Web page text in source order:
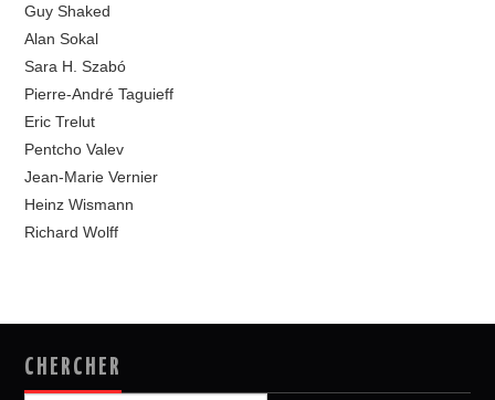
Guy Shaked
Alan Sokal
Sara H. Szabó
Pierre-André Taguieff
Eric Trelut
Pentcho Valev
Jean-Marie Vernier
Heinz Wismann
Richard Wolff
CHERCHER